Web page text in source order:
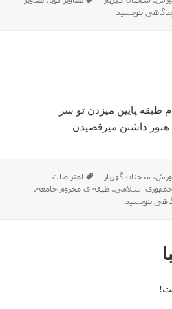
تصاویر گویا و مفهومی
بنویسید
طبقه پایین میزدن تو سر
داشتن میرقصیدن
، سخنان گهربار برچسب‌ها
اعتراضات
اسلامی،طبقه ی محروم جامعه،
حکایت آشنا
بنویسید